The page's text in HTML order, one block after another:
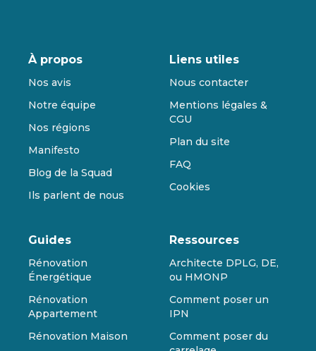
À propos
Nos avis
Notre équipe
Nos régions
Manifesto
Blog de la Squad
Ils parlent de nous
Liens utiles
Nous contacter
Mentions légales &
CGU
Plan du site
FAQ
Cookies
Guides
Rénovation
Énergétique
Rénovation
Appartement
Rénovation Maison
Ressources
Architecte DPLG, DE,
ou HMONP
Comment poser un
IPN
Comment poser du